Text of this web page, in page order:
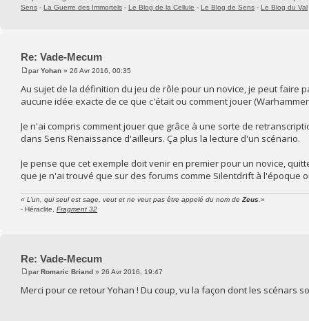
Sens - La Guerre des Immortels - Le Blog de la Cellule - Le Blog de Sens - Le Blog du Val
Re: Vade-Mecum
parYohan » 26 Avr 2016, 00:35
Au sujet de la définition du jeu de rôle pour un novice, je peut faire
aucune idée exacte de ce que c'était ou comment jouer (Warhammer
Je n'ai compris comment jouer que grâce à une sorte de
dans Sens Renaissance d'ailleurs. Ça plus la lecture d'un scénario.
Je pense que cet exemple doit venir en premier pour un novice,
que je n'ai trouvé que sur des forums comme Silentdrift à l'époque
« L’un, qui seul est sage, veut et ne veut pas être appelé du nom de Zeus .»
- Héraclite, Fragment 32
Re: Vade-Mecum
parRomaric Briand » 26 Avr 2016, 19:47
Merci pour ce retour Yohan ! Du coup, vu la façon dont les scénars